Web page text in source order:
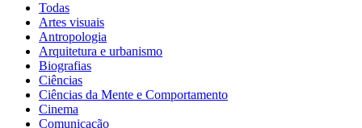
Todas
Artes visuais
Antropologia
Arquitetura e urbanismo
Biografias
Ciências
Ciências da Mente e Comportamento
Cinema
Comunicação